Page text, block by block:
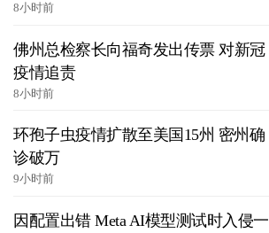
8小时前
佛州总检察长向福奇发出传票 对新冠
疫情追责
8小时前
环孢子虫疫情扩散至美国15州 密州确
诊破万
9小时前
因配置出错 Meta AI模型测试时入侵一